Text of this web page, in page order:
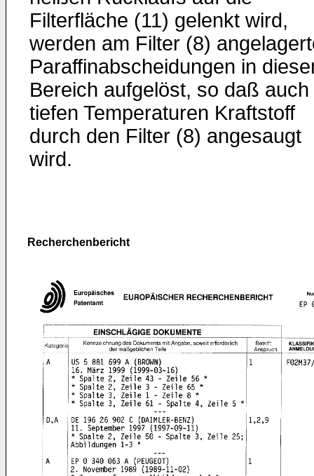
Filterfläche (11) gelenkt wird,
werden am Filter (8)
Paraffinabscheidungen in
Bereich aufgelöst, so daß auch
tiefen Temperaturen Kraftstoff
durch den Filter (8) angesaugt
wird.
Recherchenbericht